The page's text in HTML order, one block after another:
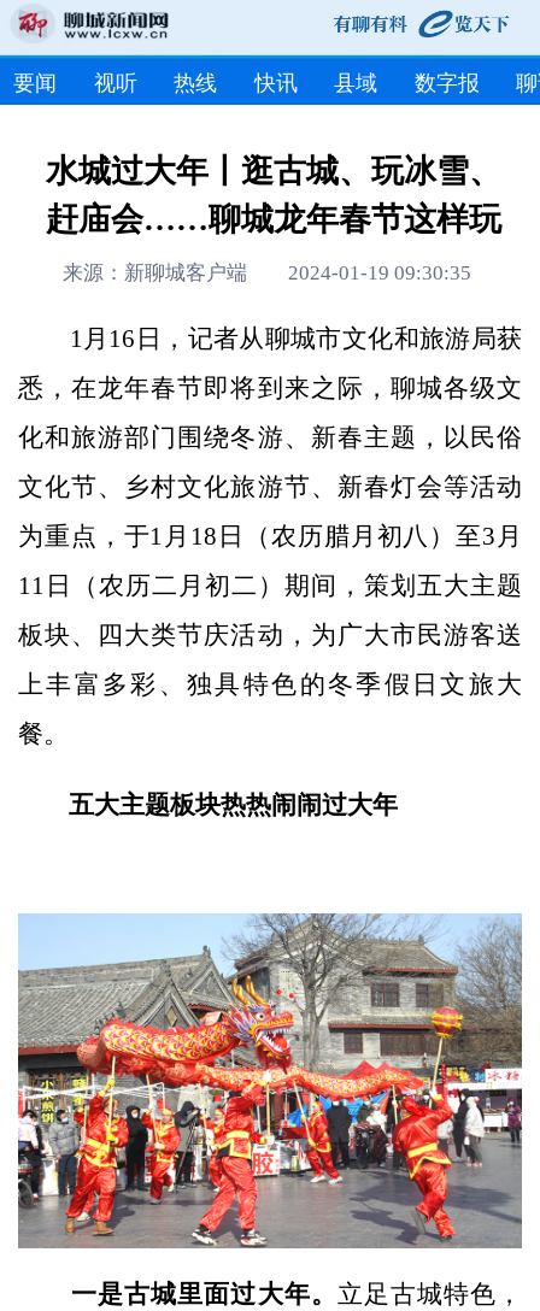
要闻 视听 热线 快讯 县域 数字报
水城过大年丨逛古城、玩冰雪、
赶庙会……聊城龙年春节这样玩
来源：新聊城客户端 2024-01-19 09:30:35
1月16日，记者从聊城市文化和旅游局获
悉，在龙年春节即将到来之际，聊城各级文
化和旅游部门围绕冬游、新春主题，以民俗
文化节、乡村文化旅游节、新春灯会等活动
为重点，于1月18日（农历腊月初八）至3月
11日（农历二月初二）期间，策划五大主题
板块、四大类节庆活动，为广大市民游客送
上丰富多彩、独具特色的冬季假日文旅大
餐。
五大主题板块热热闹闹过大年
一是古城里面过大年。 立足古城特色，